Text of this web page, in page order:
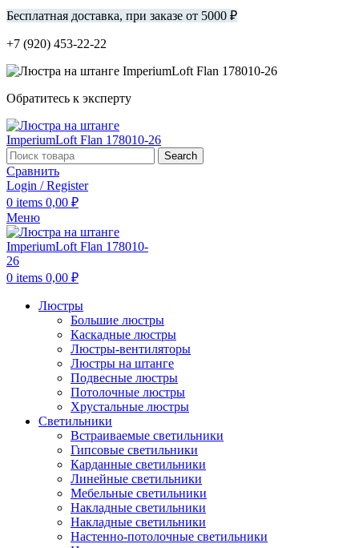
Бесплатная доставка, при заказе от 5000 ₽
+7 (920) 453-22-22
Обратитесь к эксперту
Search
Сравнить
Login / Register
0 items 0,00 ₽
Меню
0 items 0,00 ₽
Люстры
Большие люстры
Каскадные люстры
Люстры-вентиляторы
Люстры на штанге
Подвесные люстры
Потолочные люстры
Хрустальные люстры
Светильники
Встраиваемые светильники
Гипсовые светильники
Карданные светильники
Линейные светильники
Мебельные светильники
Накладные светильники
Накладные светильники
Настенно-потолочные светильники